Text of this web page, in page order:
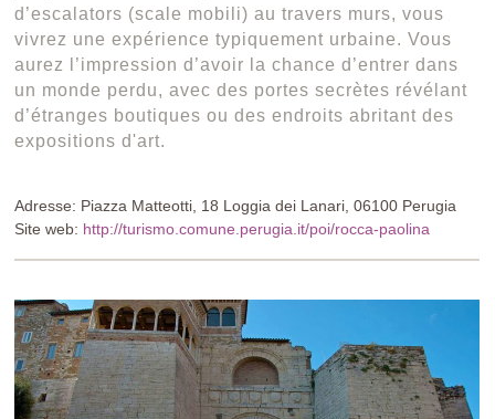
d’escalators (scale mobili) au travers murs, vous
vivrez une expérience typiquement urbaine. Vous
aurez l’impression d’avoir la chance d’entrer dans
un monde perdu, avec des portes secrètes révélant
d’étranges boutiques ou des endroits abritant des
expositions d'art.
Adresse: Piazza Matteotti, 18 Loggia dei Lanari, 06100 Perugia
Site web: http://turismo.comune.perugia.it/poi/rocca-paolina